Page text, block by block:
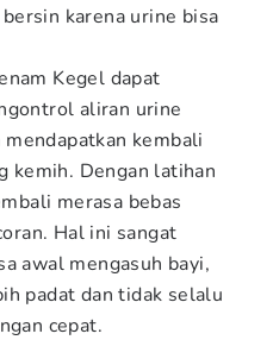
karena urine bisa
Kegel dapat
aliran urine
kembali
kemih. Dengan latihan
merasa bebas
Hal ini sangat
awal mengasuh bayi,
padat dan tidak selalu
cepat.